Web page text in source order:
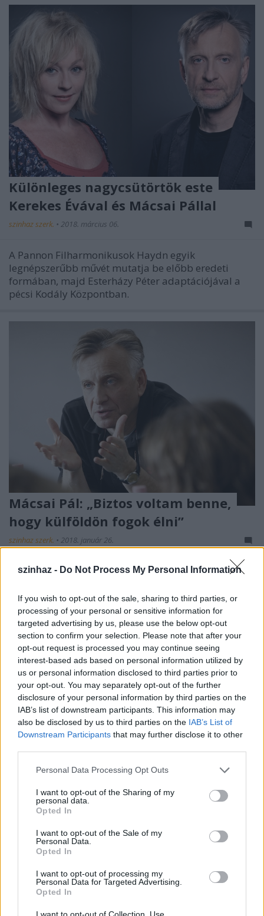
szinhaz - Do Not Process My Personal Information
If you wish to opt-out of the sale, sharing to third parties, or
processing of your personal or sensitive information for
targeted advertising by us, please use the below opt-out
section to confirm your selection. Please note that after your
opt-out request is processed you may continue seeing
interest-based ads based on personal information utilized by
us or personal information disclosed to third parties prior to
your opt-out. You may separately opt-out of the further
disclosure of your personal information by third parties on the
IAB’s list of downstream participants. This information may
also be disclosed by us to third parties on the IAB’s List of
Downstream Participants that may further disclose it to other
Please note that this website/app uses one or more Google
not limited to your visit or usage behaviour. You may click to
grant or deny consent to Google and its third-party tags to
use your data for below specified purposes in below Google
consent section.
Personal Data Processing Opt Outs
I want to opt-out of the Sharing of my
personal data.
Opted In
I want to opt-out of the Sale of my
Personal Data.
Opted In
I want to opt-out of processing my
Personal Data for Targeted Advertising.
Opted In
I want to opt-out of Collection, Use,
Különleges nagycsütörtök este
Kerekes Évával és Mácsai Pállal
szinhaz szerk. • 2018. március 06.
A Pannon Filharmonikusok Haydn egyik
legnépszerűbb művét mutatja be előbb eredeti
formában, majd Esterházy Péter adaptációjával a
pécsi Kodály Központban.
Mácsai Pál: „Biztos voltam benne,
hogy külföldön fogok élni”
szinhaz szerk. • 2018. január 26.
Az Örkény Színház igazgatója a ’60-as és azt követő
kádárizmusról mesélt a Librariusnak.
Mácsai Pál: „Az erkölcstelen artista
szinhaz szerk.•2017. december 18.
Mácsai Pál a pszichológiához való viszonyáról, a
színház közéletiségéről és a szexuális zaklatások
ügyeiről is beszélt a Magyar Nemzetnek.